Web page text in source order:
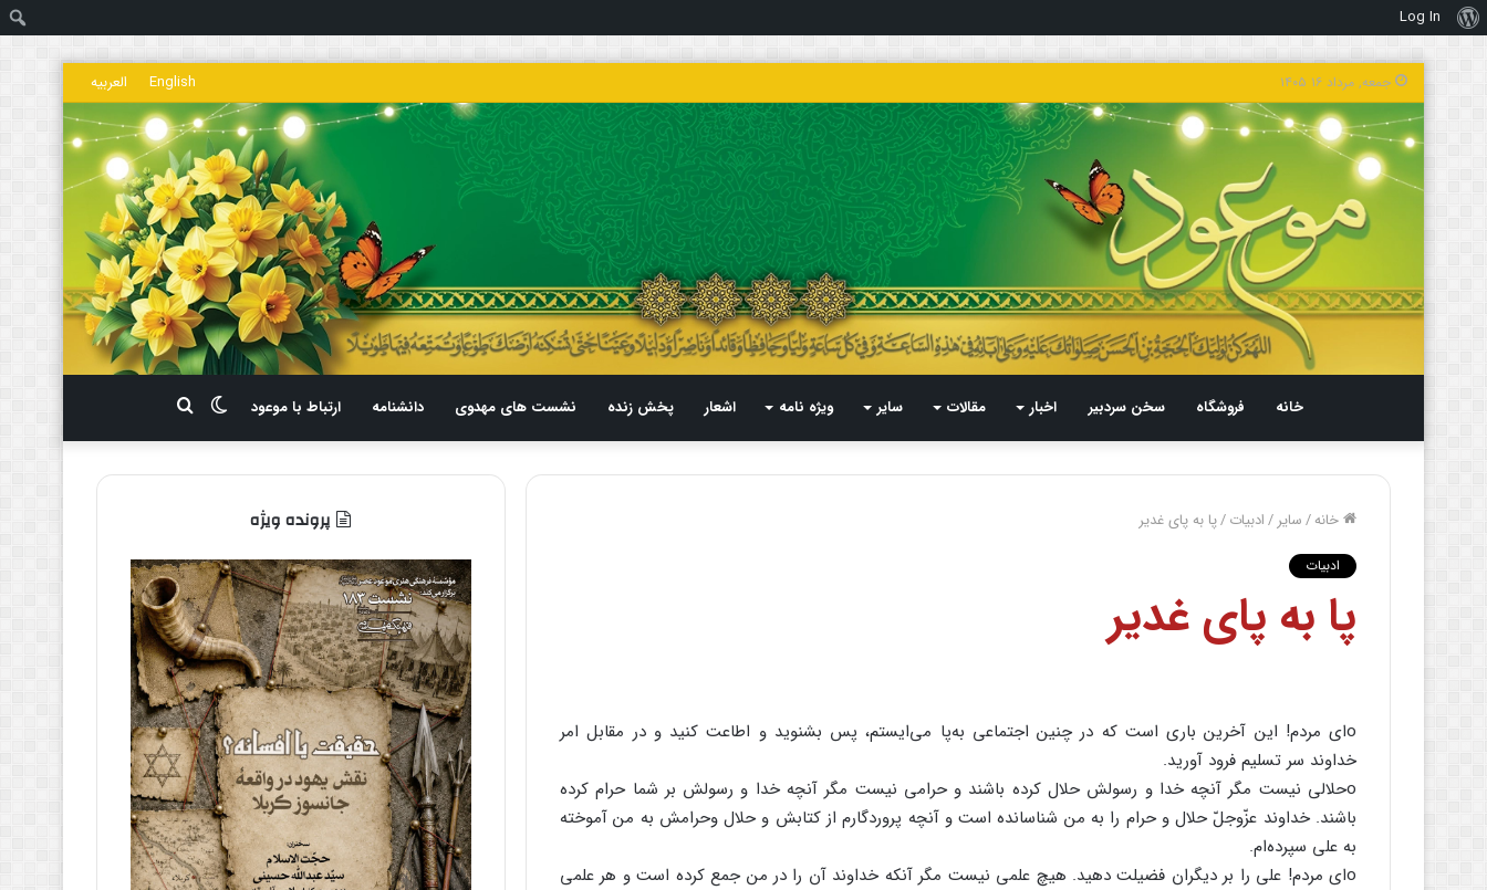
درباره
وردپرس
Log In
جمعه, مرداد ۱۶ ۱۴۰۵ English العربیه
خانه فروشگاه سخن سردبیر اخبار مقالات سایر ویژه نامه اشعار پخش زنده نشست های مهدوی دانشنامه ارتباط با موعود
برای
تغییر
پوسته
خانه/سایر /ادبیات/پا به پای غدیر
ادبیات
پا به پای غدیر
oای‌ مردم‌! این‌ آخرین‌ باری‌ است‌ که‌ در چنین‌ اجتماعی‌ به‌پا می‌ایستم‌، پس‌ بشنوید و اطاعت‌ کنید و در مقابل‌ امر
خداوند سر تسلیم‌ فرود آورید.
oحلالی‌ نیست‌ مگر آنچه‌ خدا و رسولش‌ حلال‌ کرده‌ باشند و حرامی‌ نیست‌ مگر آنچه‌ خدا و رسولش‌ بر شما حرام‌ کرده‌
باشند. خداوند عزّوجلّ حلال‌ و حرام‌ را به‌ من‌ شناسانده‌ است‌ و آنچه‌ پروردگارم‌ از کتابش‌ و حلال‌ وحرامش‌ به‌ من‌ آموخته‌
به‌ علی‌ سپرده‌ام‌.
oای‌ مردم‌! علی‌ را بر دیگران‌ فضیلت‌ دهید. هیچ‌ علمی‌ نیست‌ مگر آنکه‌ خداوند آن‌ را در من‌ جمع‌ کرده‌ است‌ و هر علمی‌
پرونده ویژه